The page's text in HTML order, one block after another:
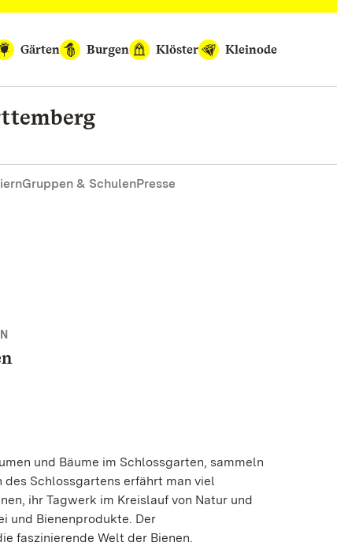
Gärten Burgen Klöster Kleinode
Gruppen & SchulenPresse
und Bäume im Schlossgarten, sammeln
Schlossgartens erfährt man viel
ihr Tagwerk im Kreislauf von Natur und
und Bienenprodukte. Der
faszinierende Welt der Bienen.